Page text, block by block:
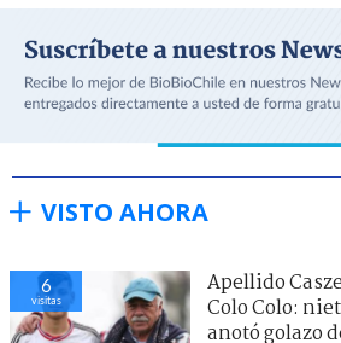
VISTO AHORA
6
visitas
Apellido
Colo Colo:
anotó golazo